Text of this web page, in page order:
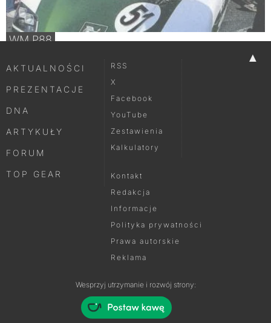
WM P88
▲
AKTUALNOŚCI
PREZENTACJE
DNA
ARTYKUŁY
FORUM
TOP GEAR
RSS
X
Facebook
YouTube
Zestawienia
Kalkulatory
Kontakt
Redakcja
Informacje
Polityka prywatności
Prawa autorskie
Reklama
Wesprzyj utrzymanie i rozwój strony: